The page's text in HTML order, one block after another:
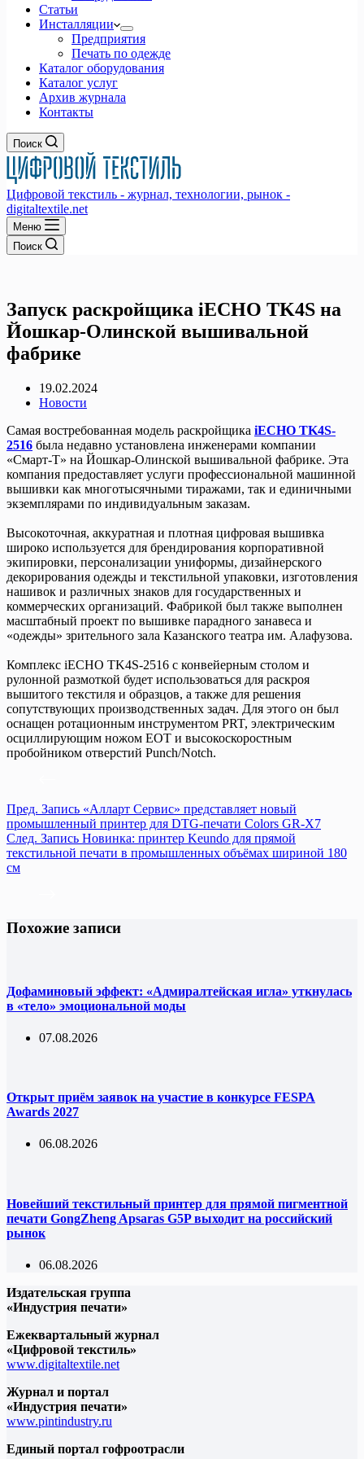
Статьи
Инсталляции
Предприятия
Печать по одежде
Каталог оборудования
Каталог услуг
Архив журнала
Контакты
Поиск
Цифровой текстиль - журнал, технологии, рынок -
digitaltextile.net
Меню
Поиск
Запуск раскройщика iECHO TK4S на
Йошкар-Олинской вышивальной
фабрике
19.02.2024
Новости
Самая востребованная модель раскройщика iECHO TK4S-
2516 была недавно установлена инженерами компании
«Смарт-Т» на Йошкар-Олинской вышивальной фабрике. Эта
компания предоставляет услуги профессиональной машинной
вышивки как многотысячными тиражами, так и единичными
экземплярами по индивидуальным заказам.
Высокоточная, аккуратная и плотная цифровая вышивка
широко используется для брендирования корпоративной
экипировки, персонализации униформы, дизайнерского
декорирования одежды и текстильной упаковки, изготовления
нашивок и различных знаков для государственных и
коммерческих организаций. Фабрикой был также выполнен
масштабный проект по вышивке парадного занавеса и
«одежды» зрительного зала Казанского театра им. Алафузова.
Комплекс iECHO TK4S-2516 с конвейерным столом и
рулонной размоткой будет использоваться для раскроя
вышитого текстиля и образцов, а также для решения
сопутствующих производственных задач. Для этого он был
оснащен ротационным инструментом PRT, электрическим
осциллирующим ножом EOT и высокоскоростным
пробойником отверстий Punch/Notch.
Пред. Запись «Алларт Сервис» представляет новый
промышленный принтер для DTG-печати Colors GR-X7
След. Запись Новинка: принтер Keundo для прямой
текстильной печати в промышленных объёмах шириной 180
см
Похожие записи
Дофаминовый эффект: «Адмиралтейская игла» уткнулась
в «тело» эмоциональной моды
07.08.2026
Открыт приём заявок на участие в конкурсе FESPA
Awards 2027
06.08.2026
Новейший текстильный принтер для прямой пигментной
печати GongZheng Apsaras G5P выходит на российский
рынок
06.08.2026
Издательская группа
«Индустрия печати»
Ежеквартальный журнал
«Цифровой текстиль»
www.digitaltextile.net
Журнал и портал
«Индустрия печати»
www.pintindustry.ru
Единый портал гофроотрасли